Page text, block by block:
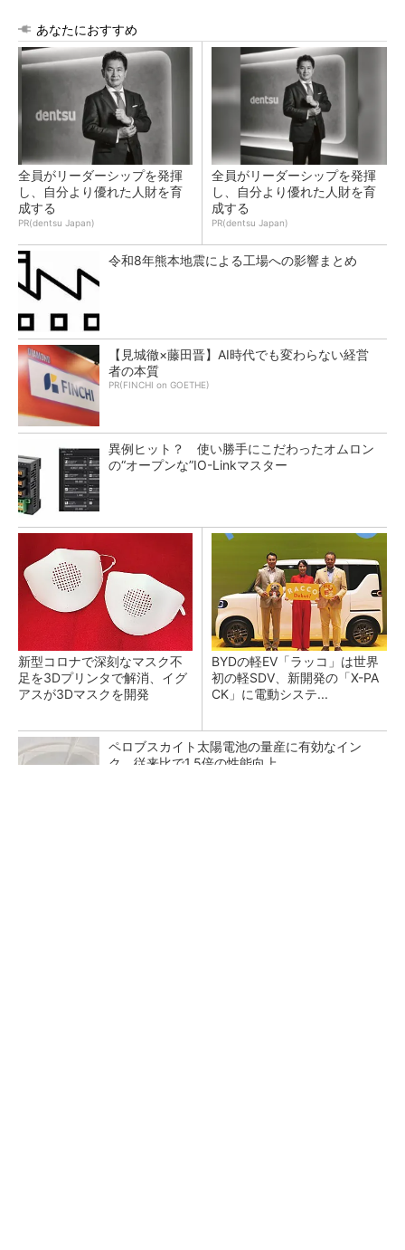
あなたにおすすめ
全員がリーダーシップを発揮
し、自分より優れた人財を育
成する
PR(dentsu Japan)
全員がリーダーシップを発揮
し、自分より優れた人財を育
成する
PR(dentsu Japan)
令和8年熊本地震による工場への影響まとめ
【見城徹×藤田晋】AI時代でも変わらない経営
者の本質
PR(FINCHI on GOETHE)
異例ヒット？ 使い勝手にこだわったオムロン
の“オープンな”IO-Linkマスター
新型コロナで深刻なマスク不
足を3Dプリンタで解消、イグ
アスが3Dマスクを開発
BYDの軽EV「ラッコ」は世界
初の軽SDV、新開発の「X-PA
CK」に電動システ...
ペロブスカイト太陽電池の量産に有効なイン
ク、従来比で1.5倍の性能向上